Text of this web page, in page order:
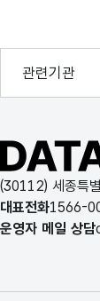
원예용
관련기관
행정안전부
한국지능정보
국가정보자원
한국지역정보
공공데이터포털
(30112) 세종특
대표전화1566-
운영자 메일 상담